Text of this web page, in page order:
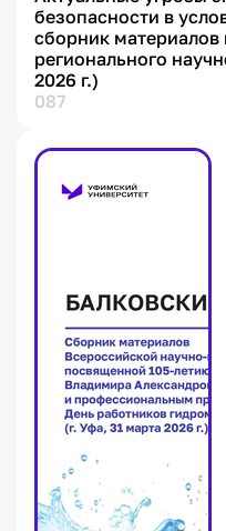
безопасности в
сборник
регионального
2026 г.)
087